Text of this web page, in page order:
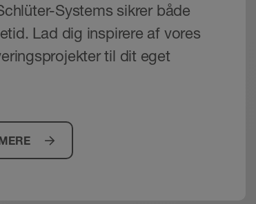
Systems sikrer både
Lad dig inspirere af vores
til dit eget